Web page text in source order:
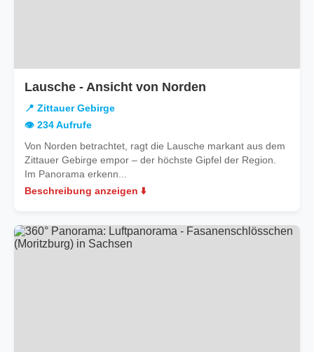
Lausche - Ansicht von Norden
📍 Zittauer Gebirge
👁️ 234 Aufrufe
Von Norden betrachtet, ragt die Lausche markant aus dem
Zittauer Gebirge empor – der höchste Gipfel der Region.
Im Panorama erkenn...
Beschreibung anzeigen ⬇️